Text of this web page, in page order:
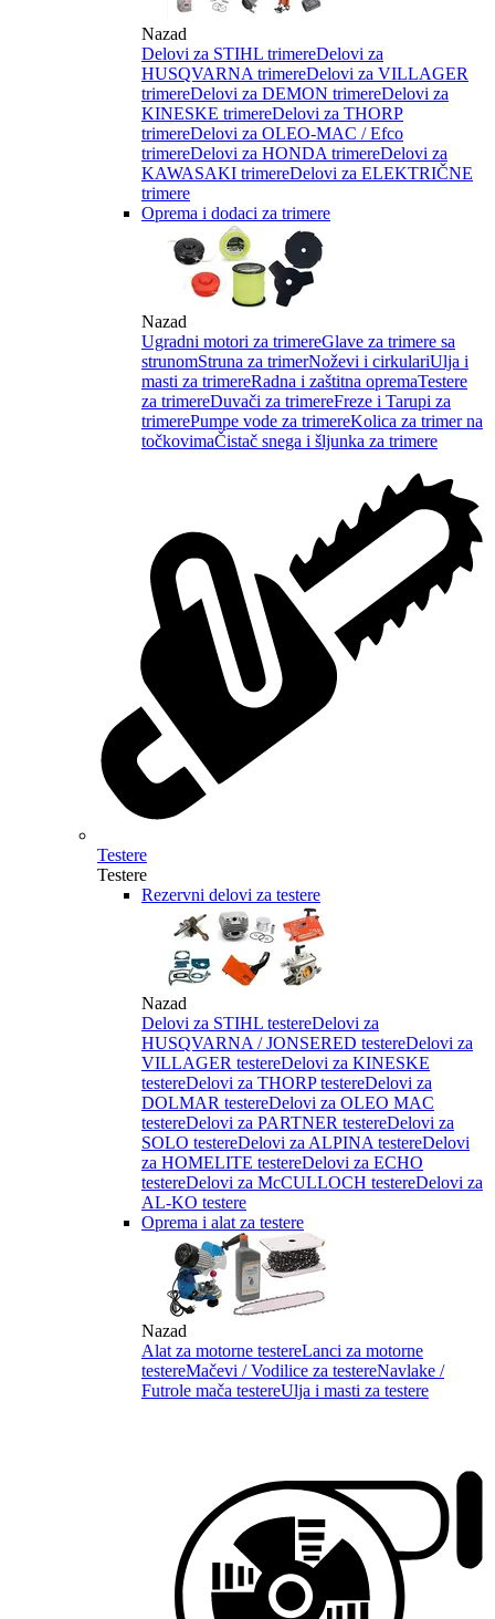
Nazad
Delovi za STIHL trimereDelovi za
HUSQVARNA trimereDelovi za VILLAGER
trimereDelovi za DEMON trimereDelovi za
KINESKE trimereDelovi za THORP
trimereDelovi za OLEO-MAC / Efco
trimereDelovi za HONDA trimereDelovi za
KAWASAKI trimereDelovi za ELEKTRIČNE
trimere
Oprema i dodaci za trimere
Nazad
Ugradni motori za trimereGlave za trimere sa
strunomStruna za trimerNoževi i cirkulariUlja i
masti za trimereRadna i zaštitna opremaTestere
za trimereDuvači za trimereFreze i Tarupi za
trimerePumpe vode za trimereKolica za trimer na
točkovimaČistač snega i šljunka za trimere
Testere
Testere
Rezervni delovi za testere
Nazad
Delovi za STIHL testereDelovi za
HUSQVARNA / JONSERED testereDelovi za
VILLAGER testereDelovi za KINESKE
testereDelovi za THORP testereDelovi za
DOLMAR testereDelovi za OLEO MAC
testereDelovi za PARTNER testereDelovi za
SOLO testereDelovi za ALPINA testereDelovi
za HOMELITE testereDelovi za ECHO
testereDelovi za McCULLOCH testereDelovi za
AL-KO testere
Oprema i alat za testere
Nazad
Alat za motorne testereLanci za motorne
testereMačevi / Vodilice za testereNavlake /
Futrole mača testereUlja i masti za testere